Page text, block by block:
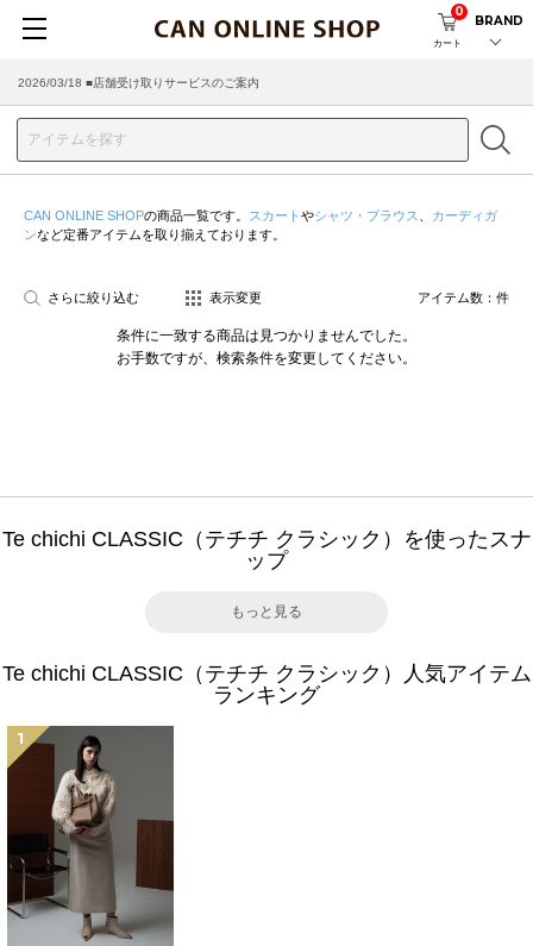
カート
0
BRAND
2026/03/18 ■店舗受け取りサービスのご案内
CAN ONLINE SHOPの商品一覧です。 スカート やシャツ・ブラウス
カーディガ
ンなど定番アイテムを取り揃えております。
さらに絞り込む 表示変更 アイテム数： 件
条件に一致する商品は見つかりませんでした。
お手数ですが、検索条件を変更してください。
Te chichi CLASSIC（テチチ クラシック）を使ったスナ
ップ
もっと見る
Te chichi CLASSIC（テチチ クラシック）人気アイテム
ランキング
1